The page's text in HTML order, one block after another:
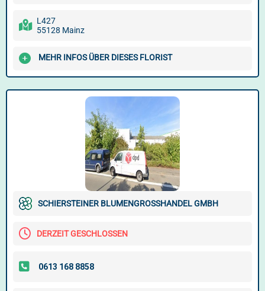
L427
55128 Mainz
MEHR INFOS ÜBER DIESES FLORIST
SCHIERSTEINER BLUMENGROSSHANDEL GMBH
DERZEIT GESCHLOSSEN